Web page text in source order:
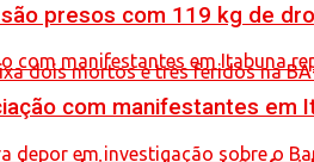
presos com 119 kg de
com manifestantes em